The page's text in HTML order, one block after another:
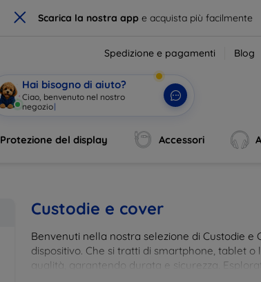
× Scarica la nostra appe acquista più facilmente
Spedizione e pagamenti Blog
Hai bisogno di aiuto?
Ciao, benvenuto nel nostro
negozio|
Protezione del display Accessori
Custodie e cover
Benvenuti nella nostra selezione di Custodie
dispositivo. Che si tratti di smartphone, tablet
qualità, garantendo durata e sicurezza.